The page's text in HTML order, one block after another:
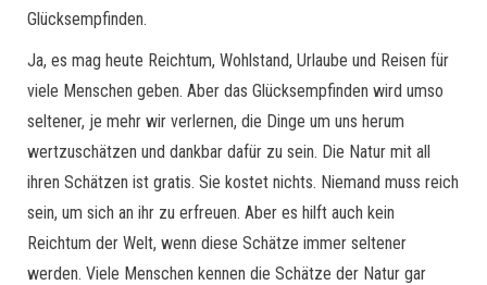
Glücksempfinden.
Ja, es mag heute Reichtum, Wohlstand, Urlaube und Reisen für
viele Menschen geben. Aber das Glücksempfinden wird umso
seltener, je mehr wir verlernen, die Dinge um uns herum
wertzuschätzen und dankbar dafür zu sein. Die Natur mit all
ihren Schätzen ist gratis. Sie kostet nichts. Niemand muss reich
sein, um sich an ihr zu erfreuen. Aber es hilft auch kein
Reichtum der Welt, wenn diese Schätze immer seltener
werden. Viele Menschen kennen die Schätze der Natur gar